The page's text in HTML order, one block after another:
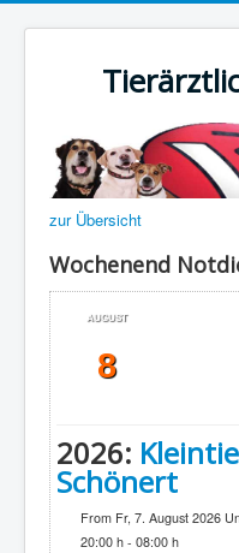
zur Übersicht
Wochenend
AUGUST
8
2026:
Schönert
From Fr, 7. August 2026
20:00 h - 08:00 h